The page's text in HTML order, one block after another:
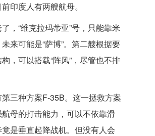
印度人有两艘航母。
，“维克拉玛蒂亚”号，只能靠米
来可能是“萨博”。第二艘根据要
，可以搭载“阵风”，尽管也不排
三种方案F-35B。这一拯救方案
母的打击能力，可以不依靠滑
是垂直起降战机。但没有人会